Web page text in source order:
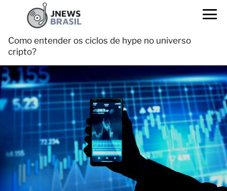
Como entender os ciclos de hype no universo
cripto?